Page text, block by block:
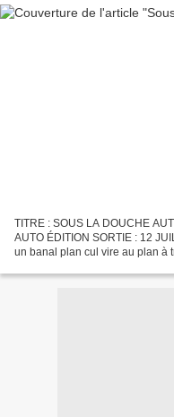
TITRE : SOUS LA DOUCHE
AUTO ÉDITION SORTIE : 12
un banal plan cul vire au plan à